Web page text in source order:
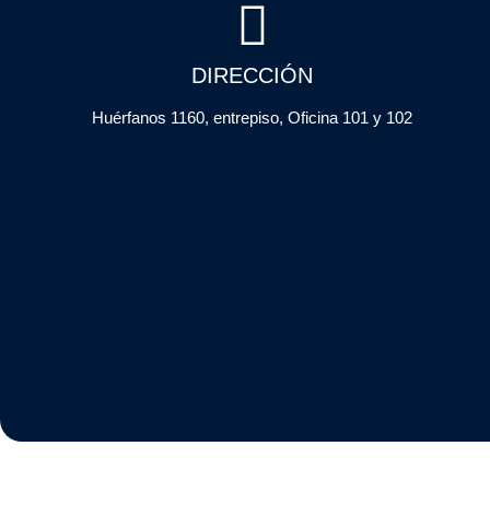
DIRECCIÓN
Huérfanos 1160, entrepiso, Oficina 101 y 102